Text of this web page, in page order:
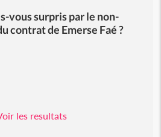
vous surpris par le non-
contrat de Emerse Faé ?
les resultats